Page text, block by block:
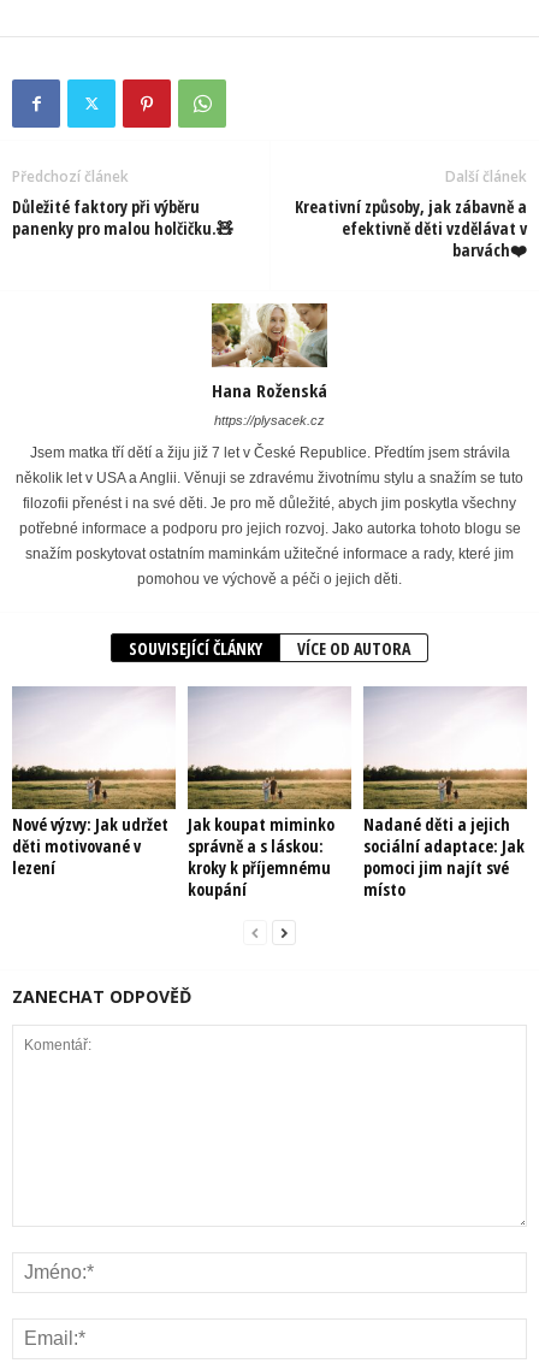
Předchozí článek
Důležité faktory při výběru
panenky pro malou holčičku.🧸
Další článek
Kreativní způsoby, jak zábavně a
efektivně děti vzdělávat v
barvách❤️
Hana Roženská
https://plysacek.cz
Jsem matka tří dětí a žiju již 7 let v České Republice. Předtím jsem strávila
několik let v USA a Anglii. Věnuji se zdravému životnímu stylu a snažím se tuto
filozofii přenést i na své děti. Je pro mě důležité, abych jim poskytla všechny
potřebné informace a podporu pro jejich rozvoj. Jako autorka tohoto blogu se
snažím poskytovat ostatním maminkám užitečné informace a rady, které jim
pomohou ve výchově a péči o jejich děti.
SOUVISEJÍCÍ ČLÁNKY VÍCE OD AUTORA
Nové výzvy: Jak udržet
děti motivované v
lezení
Jak koupat miminko
správně a s láskou:
kroky k příjemnému
koupání
Nadané děti a jejich
sociální adaptace: Jak
pomoci jim najít své
místo
ZANECHAT ODPOVĚĎ